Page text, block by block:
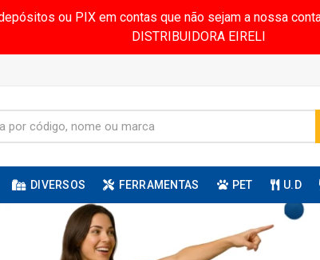
ou PIX em contas que não sejam a nossa
DISTRIBUIDORA EIRELI
DIVERSOS FERRAMENTAS PET U.D